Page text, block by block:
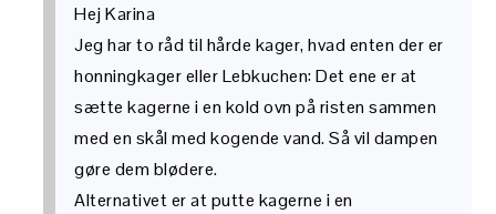
Hej Karina
Jeg har to råd til hårde kager, hvad enten der er
honningkager eller Lebkuchen: Det ene er at
sætte kagerne i en kold ovn på risten sammen
med en skål med kogende vand. Så vil dampen
gøre dem blødere.
Alternativet er at putte kagerne i en